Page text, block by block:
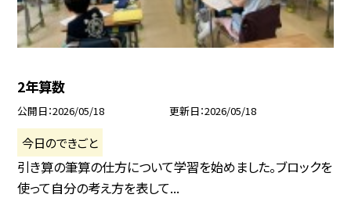
2年算数
公開日 2026/05/18 更新日 2026/05/18
今日のできごと
引き算の筆算の仕方について学習を始めました。ブロックを
使って自分の考え方を表して...